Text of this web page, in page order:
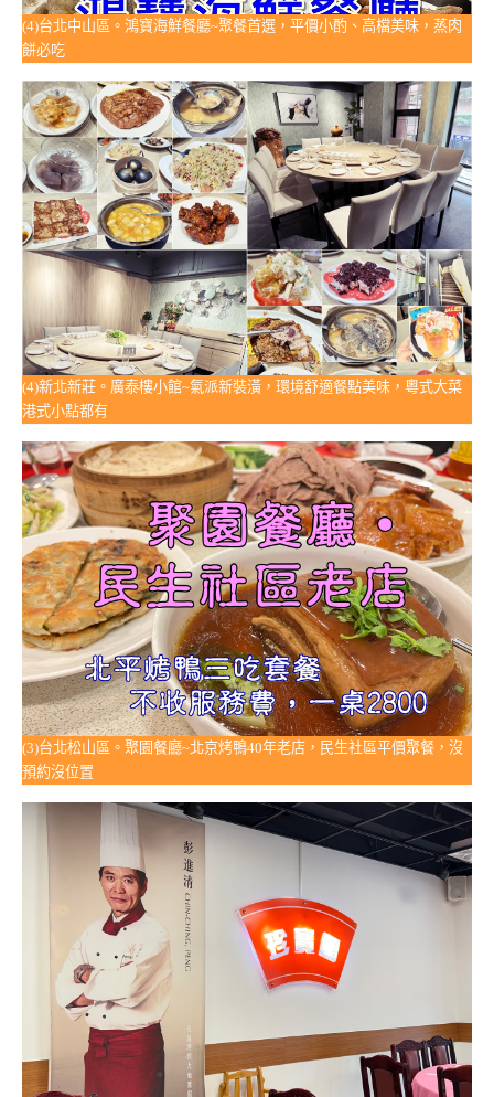
(4)台北中山區。鴻寶海鮮餐廳~聚餐首選，平價小酌、高檔美味，蒸肉
餅必吃
(4)新北新莊。廣泰樓小館~氣派新裝潢，環境舒適餐點美味，粵式大菜
港式小點都有
(3)台北松山區。聚園餐廳~北京烤鴨40年老店，民生社區平價聚餐，沒
預約沒位置